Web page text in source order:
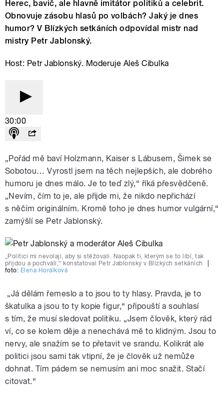
Herec, bavič, ale hlavně imitátor politiků a celebrit.
Obnovuje zásobu hlasů po volbách? Jaký je dnes
humor? V Blízkých setkáních odpovídal mistr nad
mistry Petr Jablonský.
Host: Petr Jablonský. Moderuje Aleš Cibulka
30:00
„Pořád mě baví Holzmann, Kaiser s Lábusem, Šimek se
Sobotou… Vyrostl jsem na těch nejlepších, ale dobrého
humoru je dnes málo. Je to teď zlý,“ říká přesvědčeně.
„Nevím, čím to je, ale přijde mi, že nikdo nepřichází
s něčím originálním. Kromě toho je dnes humor vulgární,“
zamýšlí se Petr Jablonský.
„Politici mi nevolají, aby si stěžovali. Naopak ti, kterým se to líbí, tak
přijdou a pochválí,“ konstatoval Petr Jablonský v Blízkých setkáních
foto: Elena Horálková
„Já dělám řemeslo a to jsou to ty hlasy. Pravda, je to
škatulka a jsou to ty kopie figur,“ připouští a souhlasí
s tím, že musí sledovat politiku. „Jsem člověk, který rád
ví, co se kolem děje a nenechává mě to klidným. Jsou to
nervy, ale snažím se to přetavit ve srandu. Kolikrát ale
politici jsou sami tak vtipní, že je člověk už nemůže
dohnat. Tím pádem se nemusím ani moc snažit. Stačí
citovat.“